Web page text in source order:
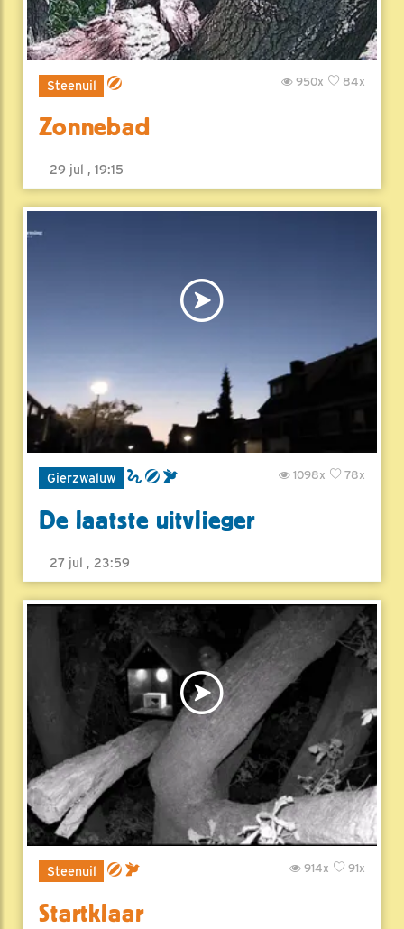
Steenuil 84x
950x
Zonnebad
29 jul , 19:15
Gierzwaluw 78x
1098x
De laatste uitvlieger
27 jul , 23:59
Steenuil 91x
914x
Startklaar